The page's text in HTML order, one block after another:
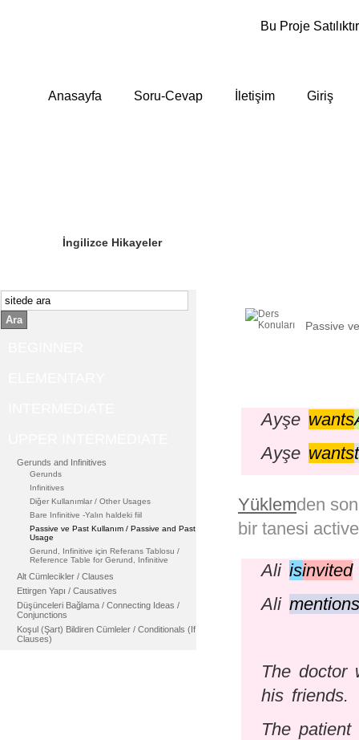
Bu Proje
Anasayfa Soru-Cevap İletişim Giriş
İngilizce Hikayeler
Ara
Gerunds and Infinitives
Gerunds
Infinitives
Diğer Kullanımlar / Other Usages
Bare Infinitive -Yalın haldeki fiil
Passive ve Past Kullanım / Passive and Past
Usage
Gerund, Infinitive için Referans Tablosu /
Reference Table for Gerund, Infinitive
Alt Cümlecikler / Clauses
Ettirgen Yapı / Causatives
Düşünceleri Bağlama / Connecting Ideas /
Conjunctions
Koşul (Şart) Bildiren Cümleler / Conditionals (If
Clauses)
Passive
Ayşe wants
Ayşe wants
Yüklemden
bir tanesi
Ali isinvited
Ali mentions
The doctor
his friends.
The